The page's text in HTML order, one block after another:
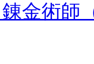
金術師